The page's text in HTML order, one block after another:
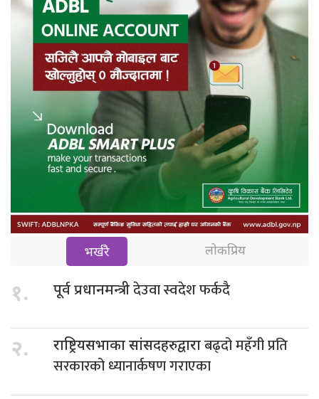
भर्खरै लोकप्रिय
१. पूर्व प्रधानमन्त्रीदेउवा स्वदेश फर्कदै
२. राष्ट्रियसभाका सांसदहरुद्वाराबढ्दो महँगी प्रति
सरकारको ध्यानार्कषण गराएका